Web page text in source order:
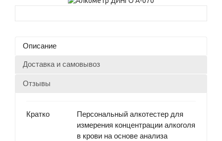
Описание
Доставка и самовывоз
Отзывы
Кратко
Персональный алкотестер для
измерения концентрации алкоголя
в крови на основе анализа